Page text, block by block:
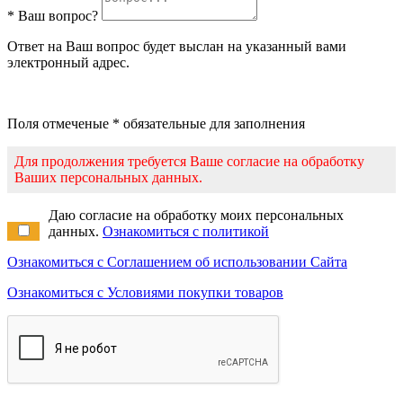
* Ваш вопрос?
Ответ на Ваш вопрос будет выслан на указанный вами
электронный адрес.
Поля отмеченые * обязательные для заполнения
Для продолжения требуется Ваше согласие на обработку
Ваших персональных данных.
Даю согласие на обработку моих персональных
данных. Ознакомиться с политикой
Ознакомиться с Соглашением об использовании Сайта
Ознакомиться с Условиями покупки товаров